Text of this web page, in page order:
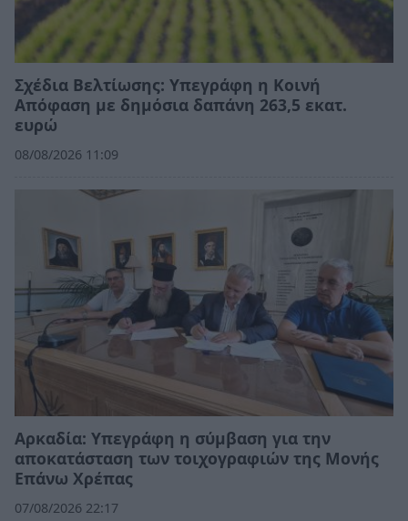
Σχέδια Βελτίωσης: Υπεγράφη η Κοινή
Απόφαση με δημόσια δαπάνη 263,5 εκατ.
ευρώ
08/08/2026 11:09
Αρκαδία: Υπεγράφη η σύμβαση για την
αποκατάσταση των τοιχογραφιών της Μονής
Επάνω Χρέπας
07/08/2026 22:17